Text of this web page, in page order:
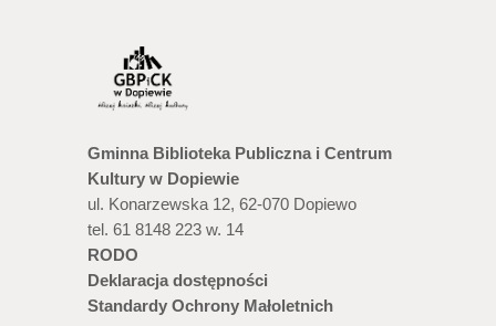
Gminna Biblioteka Publiczna i Centrum
Kultury w Dopiewie
ul. Konarzewska 12, 62-070 Dopiewo
tel. 61 8148 223 w. 14
RODO
Deklaracja dostępności
Standardy Ochrony Małoletnich